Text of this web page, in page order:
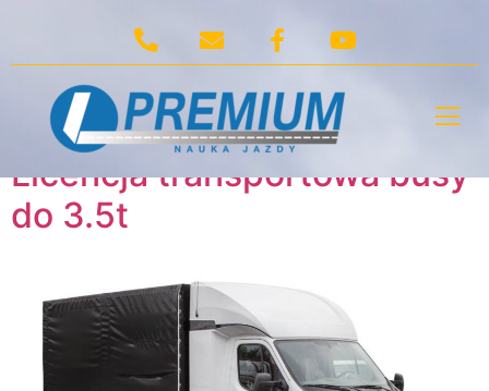
transportowa busy
do 3.5t
Licencja transportowa busy
do 3.5t